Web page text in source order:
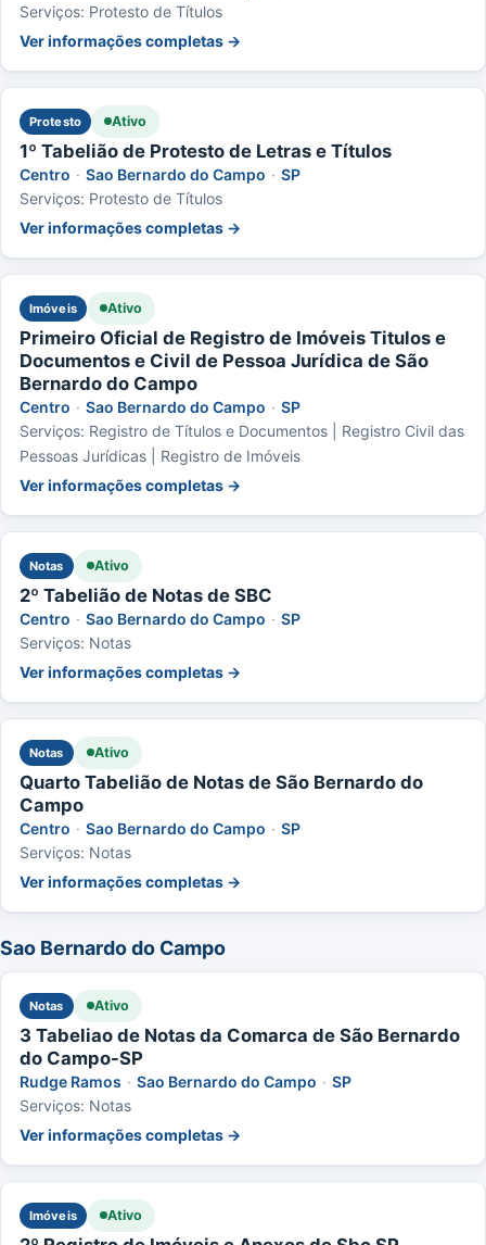
Serviços: Protesto de Títulos
Ver informações completas →
Protesto Ativo
1º Tabelião de Protesto de Letras e Títulos
Centro · Sao Bernardo do Campo · SP
Serviços: Protesto de Títulos
Ver informações completas →
Imóveis Ativo
Primeiro Oficial de Registro de Imóveis Titulos e
Documentos e Civil de Pessoa Jurídica de São
Bernardo do Campo
Centro · Sao Bernardo do Campo · SP
Serviços: Registro de Títulos e Documentos | Registro Civil das
Pessoas Jurídicas | Registro de Imóveis
Ver informações completas →
Notas Ativo
2º Tabelião de Notas de SBC
Centro · Sao Bernardo do Campo · SP
Serviços: Notas
Ver informações completas →
Notas Ativo
Quarto Tabelião de Notas de São Bernardo do
Campo
Centro · Sao Bernardo do Campo · SP
Serviços: Notas
Ver informações completas →
Sao Bernardo do Campo
Notas Ativo
3 Tabeliao de Notas da Comarca de São Bernardo
do Campo-SP
Rudge Ramos · Sao Bernardo do Campo · SP
Serviços: Notas
Ver informações completas →
Imóveis Ativo